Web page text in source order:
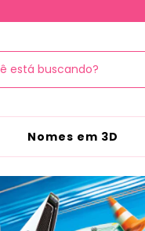
Nomes em 3D